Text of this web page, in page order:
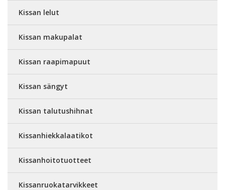
Kissan lelut
Kissan makupalat
Kissan raapimapuut
Kissan sängyt
Kissan talutushihnat
Kissanhiekkalaatikot
Kissanhoitotuotteet
Kissanruokatarvikkeet